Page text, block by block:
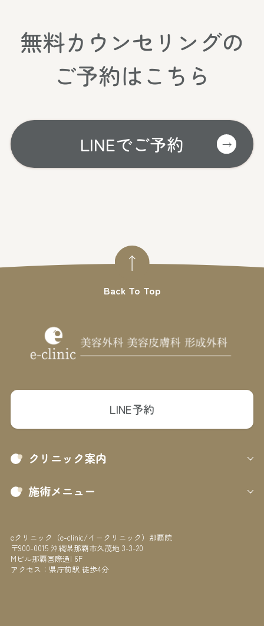
無料カウンセリングの
ご予約はこちら
LINEでご予約
LINE予約
クリニック案内
施術メニュー
eクリニック（e-clinic/イークリニック）那覇院
〒900-0015 沖縄県那覇市久茂地 3-3-20
Mビル那覇国際通I 6F
アクセス：県庁前駅 徒歩4分
Back To Top